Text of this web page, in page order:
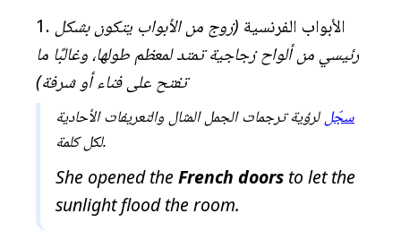
ر
م
و
ة
الأبواب الفرنسية (زوج من الأبواب يتكون بشكل
رئيسي من ألواح زجاجية تمتد لمعظم طولها، وغالبًا ما
تفتح على فناء أو شرفة)
سجّل لرؤية ترجمات الجمل المثال والتعريفات الأحادية
لكل كلمة.
She opened theFrench doors to let the
sunlight flood the room.